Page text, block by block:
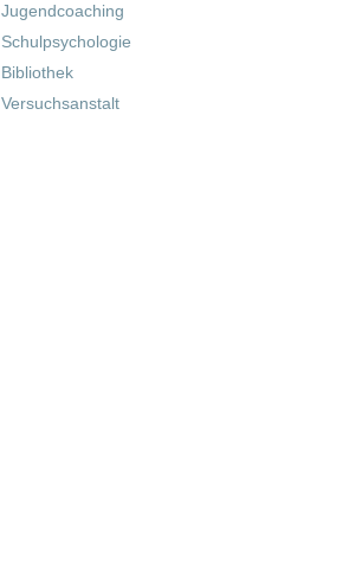
Jugendcoaching
Schulpsychologie
Bibliothek
Versuchsanstalt